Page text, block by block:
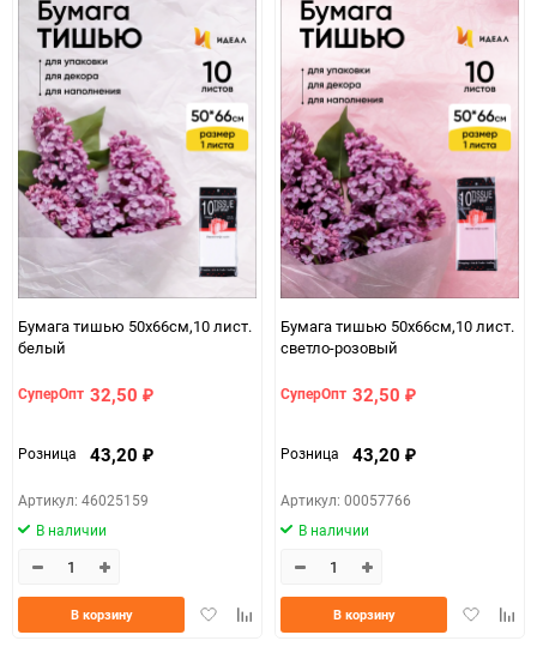
Сертификация Не подлежит сертификации
Особые условия Особых условий не требует
Минимальное количество 1
Количество в коробке 200
Единица измерения упак
ЦветНоменклатуры сиреневый
Бумага тишью 50х66см,10 лист.
белый
СуперОпт 32,50 ₽
Розница 43,20 ₽
Артикул: 46025159
В наличии
ДобавитьДобавить
В корзину
Бумага тишью 50х66см,10 лист.
светло-розовый
СуперОпт 32,50 ₽
Розница 43,20 ₽
Артикул: 00057766
В наличии
Добавить
В корзину